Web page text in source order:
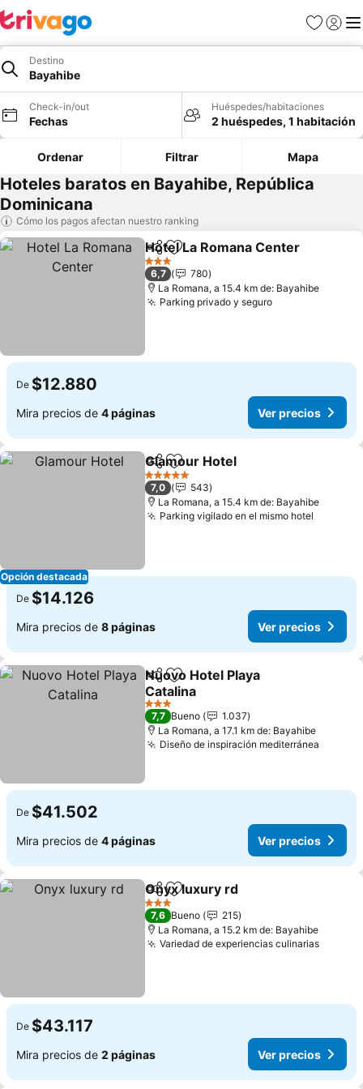
Favoritos
Iniciar
Destino
Bayahibe
Check-in/out
Fechas
Huéspedes/habitaciones
2 huéspedes, 1 habitación
Ordenar Filtrar Mapa
Hoteles baratos en Bayahibe, República
Dominicana
Cómo los pagos afectan nuestro ranking
CompartirAgregar a favoritos
Hotel La Romana Center
3 Estrellas
6,7
780
La Romana, a 15.4 km de: Bayahibe
Parking privado y seguroVer precios
De $12.880
Mira precios de 4 páginas Ver precios
Opción destacada
CompartirAgregar a favoritos
Glamour Hotel
5 Estrellas
7,0
543
La Romana, a 15.4 km de: Bayahibe
Parking vigilado en el mismo hotel
De $14.126
Mira precios de 8 páginas Ver precios
CompartirAgregar a favoritos
Nuovo Hotel Playa
Catalina
Ver precios
3 Estrellas
7,7 Bueno
1.037
La Romana, a 17.1 km de: Bayahibe
Diseño de inspiración mediterránea
De $41.502
Mira precios de 4 páginas Ver precios
CompartirAgregar a favoritos
Onyx luxury rd
3 Estrellas
7,6 Bueno
215
La Romana, a 15.2 km de: Bayahibe
Variedad de experiencias culinariasVer
De $43.117
Mira precios de 2 páginas Ver precios